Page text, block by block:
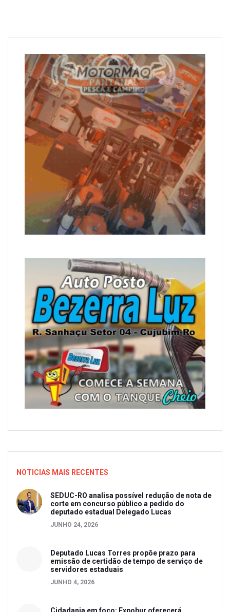
NOTICIAS MAIS RECENTES
SEDUC-RO analisa possível redução de nota de
corte em concurso público a pedido do
deputado estadual Delegado Lucas
JUNHO 24, 2026
Deputado Lucas Torres propõe prazo para
emissão de certidão de tempo de serviço de
servidores estaduais
JUNHO 4, 2026